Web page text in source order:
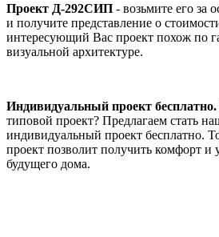
Проект Д-292СИП - возьмите его за
и получите представление о
интересующий Вас проект похож по
визуальной архитектуре.
Индивидуальный проект бесплатно.
типовой проект? Предлагаем стать
индивидуальный проект бесплатно.
проект позволит получить комфорт и
будущего дома.